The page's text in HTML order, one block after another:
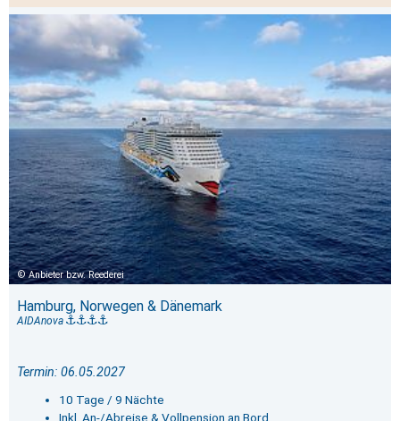
Anbieter bzw. Reederei
Hamburg, Norwegen & Dänemark
AIDAnova
Termin: 06.05.2027
10 Tage / 9 Nächte
Inkl. An-/Abreise & Vollpension an Bord